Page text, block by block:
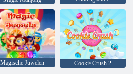
Magische Juwelen
Cookie Crush 2